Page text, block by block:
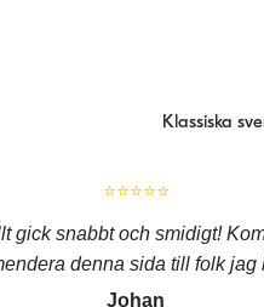
Klassiska
⭐⭐⭐⭐⭐
gick snabbt och smidigt!
denna sida till folk jag
Johan